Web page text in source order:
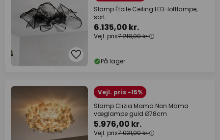
Slamp Étoile Ceiling LED-loftlampe,
sort
6.135,00 kr.
Vejl. pris7.218,00 kr.
På lager
Vejl. pris -15%
Slamp Clizia Mama Non Mama
væglampe guld Ø78cm
5.976,00 kr.
Vejl. pris7.031,00 kr.